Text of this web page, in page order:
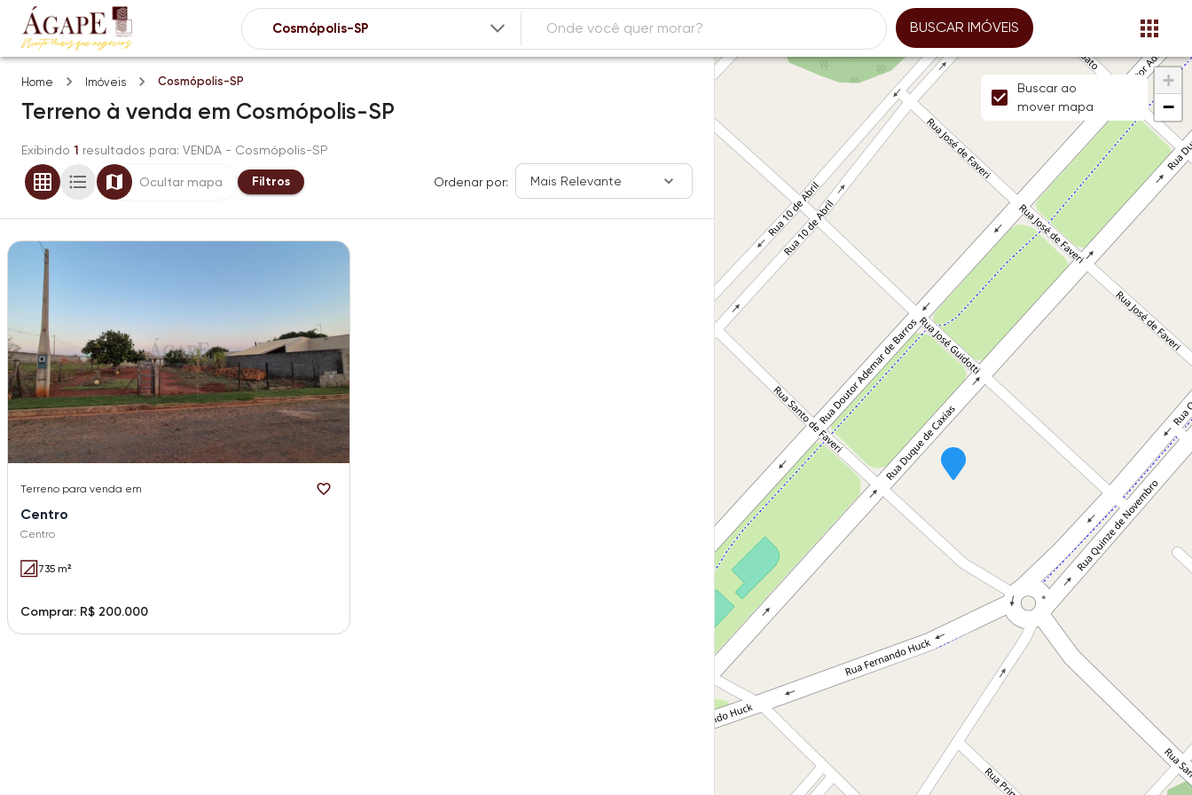
BUSCAR IMÓVEIS
Home Imóveis Cosmópolis-SP
Terreno à venda em Cosmópolis-SP
Exibindo 1 resultados para: VENDA - Cosmópolis-SP
Ocultar mapa Filtros Ordenar por: Mais Relevante
Terreno para venda em
Centro
Centro
735 m²
Comprar: R$ 200.000
+
−
Buscar ao
mover mapa